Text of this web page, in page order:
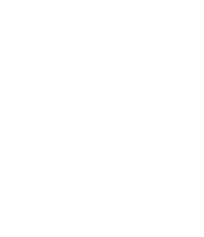
，用的不久就要更换了
的时候经常会遇到一些
者让人员来维修，这样
用切刀深浅调节件来调